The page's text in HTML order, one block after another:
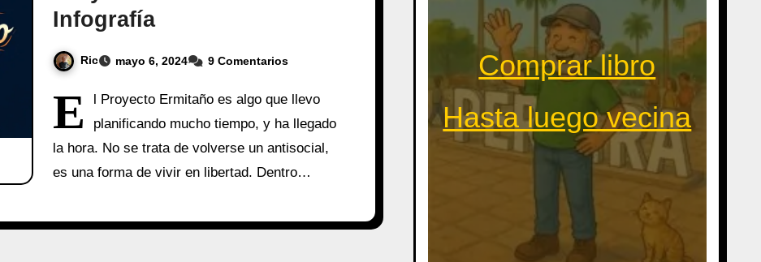
Infografía
Ric mayo 6, 2024 9 Comentarios
E
l Proyecto Ermitaño es algo que llevo
planificando mucho tiempo, y ha llegado
la hora. No se trata de volverse un antisocial,
es una forma de vivir en libertad. Dentro…
Comprar libro
Hasta luego vecina